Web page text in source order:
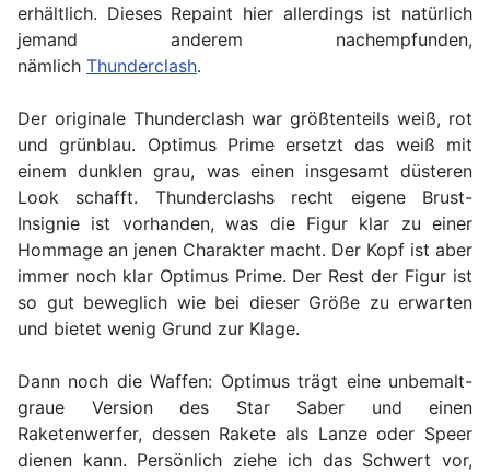
erhältlich. Dieses Repaint hier allerdings ist natürlich
jemand anderem nachempfunden,
nämlich Thunderclash.
Der originale Thunderclash war größtenteils weiß, rot
und grünblau. Optimus Prime ersetzt das weiß mit
einem dunklen grau, was einen insgesamt düsteren
Look schafft. Thunderclashs recht eigene Brust-
Insignie ist vorhanden, was die Figur klar zu einer
Hommage an jenen Charakter macht. Der Kopf ist aber
immer noch klar Optimus Prime. Der Rest der Figur ist
so gut beweglich wie bei dieser Größe zu erwarten
und bietet wenig Grund zur Klage.
Dann noch die Waffen: Optimus trägt eine unbemalt-
graue Version des Star Saber und einen
Raketenwerfer, dessen Rakete als Lanze oder Speer
dienen kann. Persönlich ziehe ich das Schwert vor,